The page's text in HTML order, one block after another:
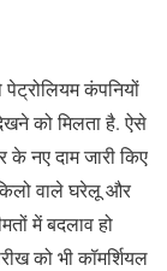
कंपनियों
को मिलता है. ऐसे
के नए दाम जारी किए
वाले घरेलू और
में बदलाव हो
को भी कॉमर्शियल